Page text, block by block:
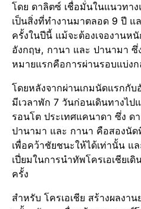
โดย ดาลิตซ์ เชื่อมั่นในแนวทา
เป็นสิ่งที่ทำงานมาตลอด 9 ปี แ
ครั้งในปีนี้ แม้จะต้องเจองานห
อังกฤษ, กานา และ ปานามา ซึ่
หมายแรกคือการผ่านรอบแบ่ง
โดยหลังจากผ่านเกมนัดแรกกับ
มีเวลาพัก 7 วันก่อนเดินทางไ
รอนโต ประเทศแคนาดา ซึ่ง ด
ปานามา และ กานา คือสองนัด
เพื่อคว้าชัยชนะให้ได้เท่านั้น แ
เปี่ยมในการนำทัพโครเอเชียเ
ครั้ง
สำหรับ โครเอเชีย สร้างผลงา